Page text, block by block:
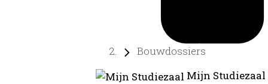
Bouwdossiers
Mijn